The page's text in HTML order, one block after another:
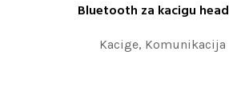
ODABERITE OPCIJE
Bluetooth za kacigu
Kacige, Komunikacija